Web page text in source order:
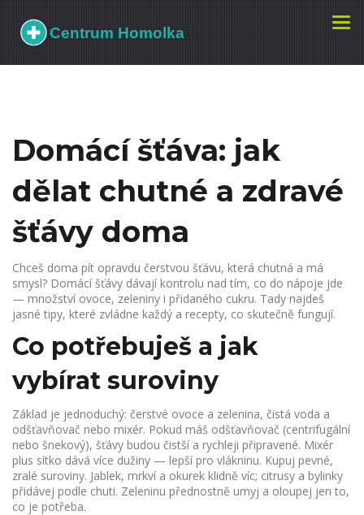
Domácí šťáva: jak
dělat chutné a zdravé
šťávy doma
Chceš doma pít opravdu čerstvou šťávu, která chutná a má
smysl? Domácí šťávy dávají kontrolu nad tím, co do nápoje jde
— množství ovoce, zeleniny i přidaného cukru. Tady najdeš
jasné tipy, které zvládne každý a recepty, co skutečně fungují.
Co potřebuješ a jak
vybírat suroviny
Základ je jednoduchý: čerstvé ovoce a zelenina, čistá voda a
odšťavňovač nebo mixér. Pokud máš odšťavňovač (centrifugální
nebo šnekový), šťávy budou čistší a rychleji připravené. Mixér
plus sítko dává více dužiny — lepší pro vlákninu. Kupuj pevné,
zralé suroviny. Jablek, mrkví a okurek klidně víc; citrusy a bylinky
přidávej podle chuti. Zeleninu přednostně umyj a oloupej jen to,
co je potřeba.